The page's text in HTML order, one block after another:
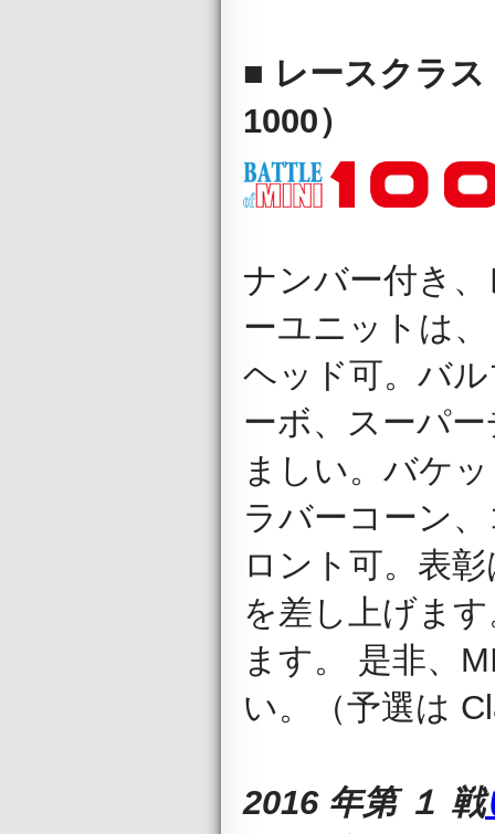
■ レースクラ
1000）
ナンバー付き
ーユニットは
ヘッド可。バ
ーボ、スーパ
ましい。バケ
ラバーコーン
ロント可。表
を差し上げま
ます。 是非、
い。（予選は
2016 年第 １ 戦